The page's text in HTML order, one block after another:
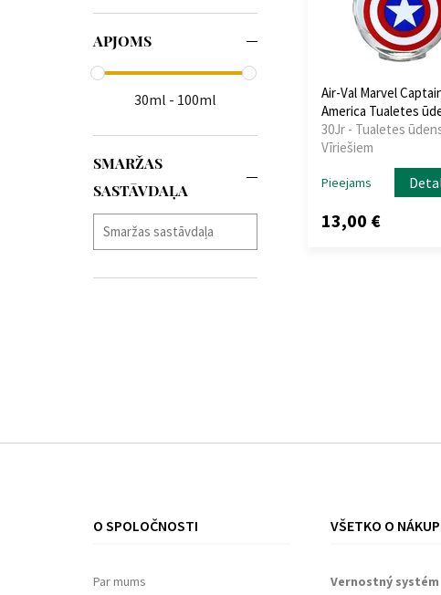
APJOMS
30ml - 100ml
SMARŽAS
SASTĀVDAĻA
Air-Val Marvel
America Tualetes
30Jr - Tualetes
Vīriešiem
Pieejams
13,00 €
O SPOLOČNOSTI
Par mums
VŠETKO O
Vernostný systém